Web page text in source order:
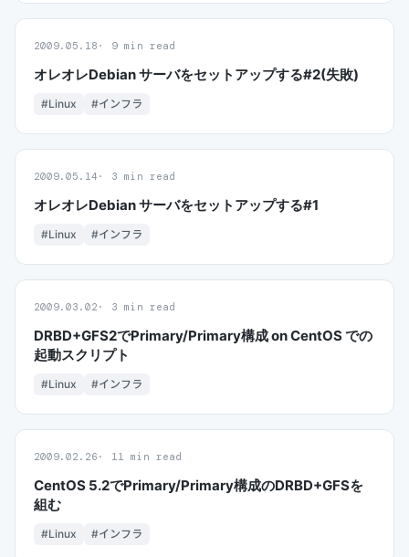
2009.05.18 9 min read
オレオレDebian サーバをセットアップする#2(失敗)
#Linux #インフラ
2009.05.14 3 min read
オレオレDebian サーバをセットアップする#1
#Linux #インフラ
2009.03.02 3 min read
DRBD+GFS2でPrimary/Primary構成 on CentOS での
起動スクリプト
#Linux #インフラ
2009.02.26 11 min read
CentOS 5.2でPrimary/Primary構成のDRBD+GFSを
組む
#Linux #インフラ